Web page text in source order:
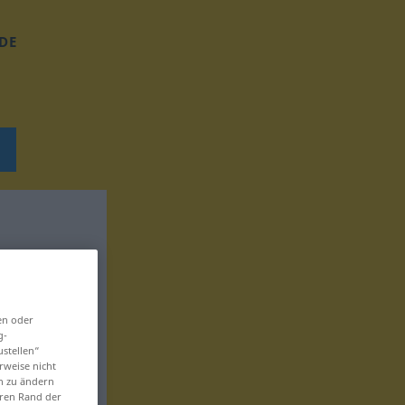
DE
oder
nicht
zu ändern
Rand der